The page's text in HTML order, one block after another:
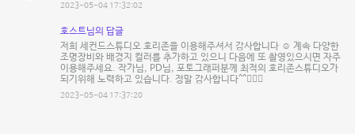
2023-05-04 17:32:02
호스트님의 답글
저희 세컨드스튜디오 호리존을 이용해주셔서 감사합니다 ☺️ 계속 다양한
조명장비와 배경지 컬러를 추가하고 있으니 다음에 또 촬영있으시면 자주
이용해주세요. 작가님, PD님, 포토그래퍼분께 최적의 호리존스튜디오가
되기위해 노력하고 있습니다. 정말 감사합니다^^🙇🏻‍♂️
2023-05-04 17:37:20